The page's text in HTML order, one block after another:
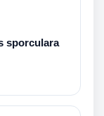
sporculara